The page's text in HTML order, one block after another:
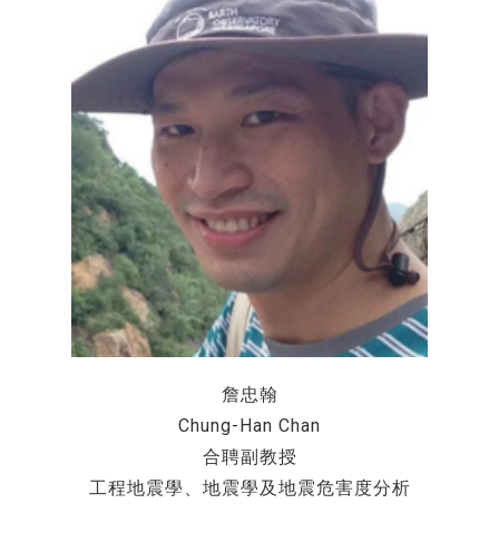
詹忠翰
Chung-Han Chan
合聘副教授
工程地震學、地震學及地震危害度分析